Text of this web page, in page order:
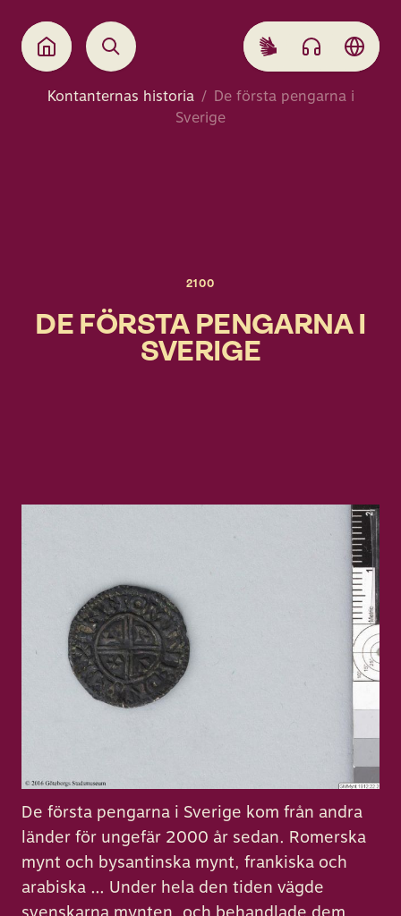
Kontanternas historia
De första pengarna i
Sverige
2100
DE FÖRSTA PENGARNA I
SVERIGE
De första pengarna i Sverige kom från andra
länder för ungefär 2000 år sedan. Romerska
mynt och bysantinska mynt, frankiska och
arabiska … Under hela den tiden vägde
svenskarna mynten, och behandlade dem